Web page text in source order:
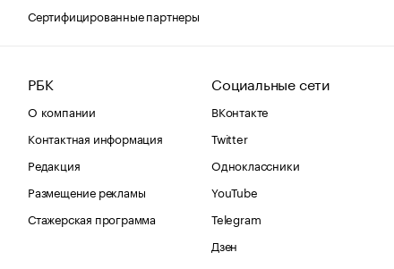
Сертифицированные партнеры
РБК
О компании
Контактная информация
Редакция
Размещение рекламы
Стажерская программа
Социальные сети
ВКонтакте
Twitter
Одноклассники
YouTube
Telegram
Дзен